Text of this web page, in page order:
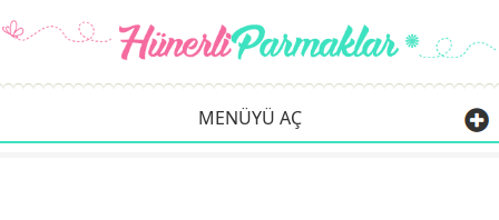
MENÜYÜ AÇ